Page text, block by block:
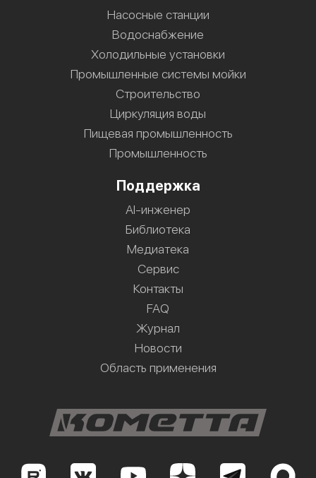
Насосные станции
Водоснабжение
Холодильные установки
Промышленные системы мойки
Строительство
Циркуляция воды
Пищевая промышленность
Промышленность
Поддержка
AI-инженер
Библиотека
Медиатека
Сервис
Контакты
FAQ
Журнал
Новости
Область применения